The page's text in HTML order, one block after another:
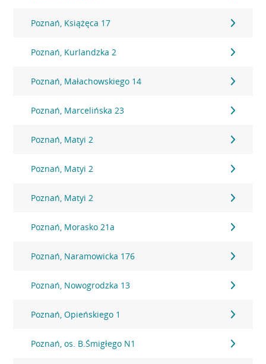
Poznań, Książęca 17
Poznań, Kurlandzka 2
Poznań, Małachowskiego 14
Poznań, Marcelińska 23
Poznań, Matyi 2
Poznań, Matyi 2
Poznań, Matyi 2
Poznań, Morasko 21a
Poznań, Naramowicka 176
Poznań, Nowogrodzka 13
Poznań, Opieńskiego 1
Poznań, os. B.Śmigłego N1